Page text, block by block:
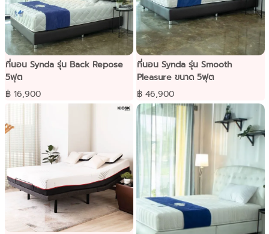
ที่นอน Synda รุ่น Back Repose
5ฟุต
฿ 16,900
ที่นอน Synda รุ่น Smooth
Pleasure ขนาด 5ฟุต
฿ 46,900